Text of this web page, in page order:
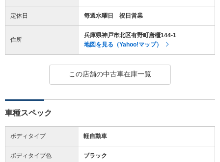
定休日 毎週水曜日 祝日営業
住所
兵庫県神戸市北区有野町唐櫃144-1
地図を見る（Yahoo!マップ）
この店舗の中古車在庫一覧
車種スペック
ボディタイプ 軽自動車
ボディタイプ色 ブラック